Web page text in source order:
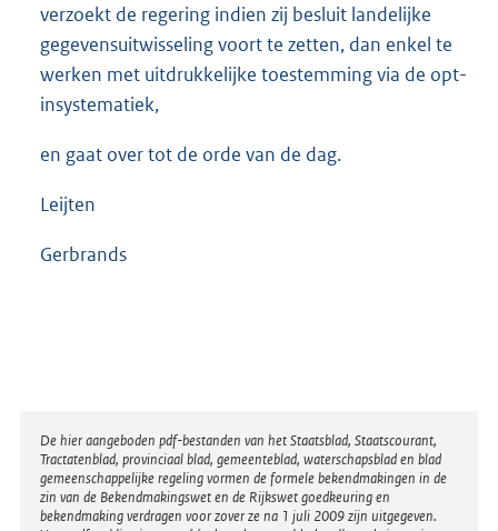
verzoekt de regering indien zij besluit landelijke
gegevensuitwisseling voort te zetten, dan enkel te
werken met uitdrukkelijke toestemming via de opt-
insystematiek,
en gaat over tot de orde van de dag.
Leijten
Gerbrands
Disclaimer
De hier aangeboden pdf-bestanden van het Staatsblad, Staatscourant,
Tractatenblad, provinciaal blad, gemeenteblad, waterschapsblad en blad
gemeenschappelijke regeling vormen de formele bekendmakingen in de
zin van de Bekendmakingswet en de Rijkswet goedkeuring en
bekendmaking verdragen voor zover ze na 1 juli 2009 zijn uitgegeven.